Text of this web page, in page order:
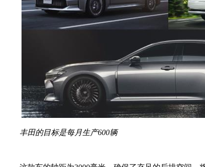
丰田的目标是每月生产600辆